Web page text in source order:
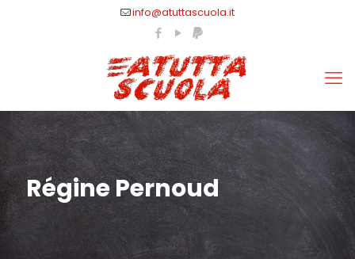
info@atuttascuola.it
Régine Pernoud